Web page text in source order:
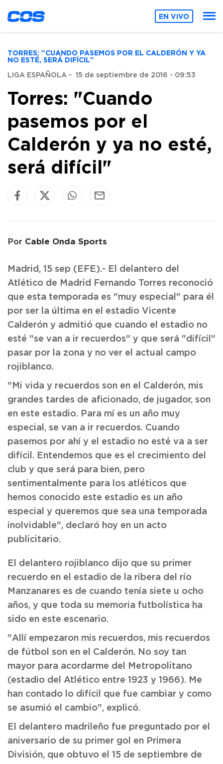
EN VIVO
TORRES: "CUANDO PASEMOS POR EL CALDERÓN Y YA
NO ESTÉ, SERÁ DIFÍCIL"
LIGA ESPAÑOLA - 15 de septiembre de 2016 - 09:53
Torres: "Cuando
pasemos por el
Calderón y ya no esté,
será difícil"
Por Cable Onda Sports
Madrid, 15 sep (EFE).- El delantero del
Atlético de Madrid Fernando Torres reconoció
que esta temporada es "muy especial" para él
por ser la última en el estadio Vicente
Calderón y admitió que cuando el estadio no
esté "se van a ir recuerdos" y que será "difícil"
pasar por la zona y no ver el actual campo
rojiblanco.
"Mi vida y recuerdos son en el Calderón, mis
grandes tardes de aficionado, de jugador, son
en este estadio. Para mí es un año muy
especial, se van a ir recuerdos. Cuando
pasemos por ahí y el estadio no esté va a ser
difícil. Entendemos que es el crecimiento del
club y que será para bien, pero
sentimentalmente para los atléticos que
hemos conocido este estadio es un año
especial y queremos que sea una temporada
inolvidable", declaró hoy en un acto
publicitario.
El delantero rojiblanco dijo que su primer
recuerdo en el estadio de la ribera del río
Manzanares es de cuando tenía siete u ocho
años, y que toda su memoria futbolística ha
sido en este escenario.
"Allí empezaron mis recuerdos, mis recuerdos
de fútbol son en el Calderón. No soy tan
mayor para acordarme del Metropolitano
(estadio del Atlético entre 1923 y 1966). Me
han contado lo difícil que fue cambiar y como
se asumió el cambio", explicó.
El delantero madrileño fue preguntado por el
aniversario de su primer gol en Primera
División, que obtuvo el 15 de septiembre de